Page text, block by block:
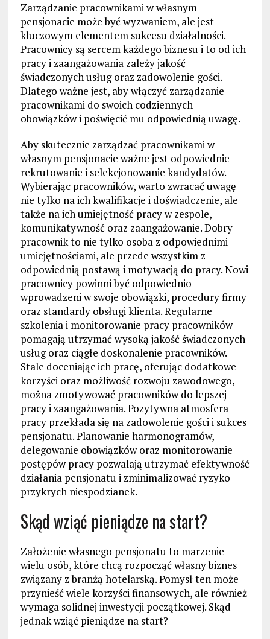
Zarządzanie pracownikami w własnym
pensjonacie może być wyzwaniem, ale jest
kluczowym elementem sukcesu działalności.
Pracownicy są sercem każdego biznesu i to od ich
pracy i zaangażowania zależy jakość
świadczonych usług oraz zadowolenie gości.
Dlatego ważne jest, aby włączyć zarządzanie
pracownikami do swoich codziennych
obowiązków i poświęcić mu odpowiednią uwagę.
Aby skutecznie zarządzać pracownikami w
własnym pensjonacie ważne jest odpowiednie
rekrutowanie i selekcjonowanie kandydatów.
Wybierając pracowników, warto zwracać uwagę
nie tylko na ich kwalifikacje i doświadczenie, ale
także na ich umiejętność pracy w zespole,
komunikatywność oraz zaangażowanie. Dobry
pracownik to nie tylko osoba z odpowiednimi
umiejętnościami, ale przede wszystkim z
odpowiednią postawą i motywacją do pracy. Nowi
pracownicy powinni być odpowiednio
wprowadzeni w swoje obowiązki, procedury firmy
oraz standardy obsługi klienta. Regularne
szkolenia i monitorowanie pracy pracowników
pomagają utrzymać wysoką jakość świadczonych
usług oraz ciągłe doskonalenie pracowników.
Stale doceniając ich pracę, oferując dodatkowe
korzyści oraz możliwość rozwoju zawodowego,
można zmotywować pracowników do lepszej
pracy i zaangażowania. Pozytywna atmosfera
pracy przekłada się na zadowolenie gości i sukces
pensjonatu. Planowanie harmonogramów,
delegowanie obowiązków oraz monitorowanie
postępów pracy pozwalają utrzymać efektywność
działania pensjonatu i zminimalizować ryzyko
przykrych niespodzianek.
Skąd wziąć pieniądze na start?
Założenie własnego pensjonatu to marzenie
wielu osób, które chcą rozpocząć własny biznes
związany z branżą hotelarską. Pomysł ten może
przynieść wiele korzyści finansowych, ale również
wymaga solidnej inwestycji początkowej. Skąd
jednak wziąć pieniądze na start?